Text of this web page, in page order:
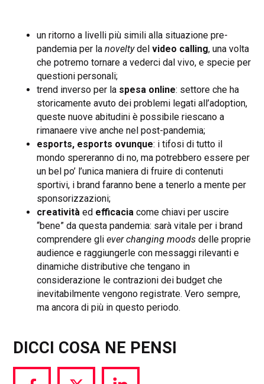
un ritorno a livelli più simili alla situazione pre-
pandemia per lanoveltydelvideo calling, una volta
che potremo tornare a vederci dal vivo, e specie per
questioni personali;
trend inverso per la spesa online: settore che ha
storicamente avuto dei problemi legati all’adoption,
queste nuove abitudini è possibile riescano a
rimanaere vive anche nel post-pandemia;
esports, esports ovunque: i tifosi di tutto il
mondo spereranno di no, ma potrebbero essere per
un bel po’ l’unica maniera di fruire di contenuti
sportivi, i brand faranno bene a tenerlo a mente per
sponsorizzazioni;
creatività ed efficacia come chiavi per uscire
“bene” da questa pandemia: sarà vitale per i brand
comprendere gliever changing moods delle proprie
audience e raggiungerle con messaggi rilevanti e
dinamiche distributive che tengano in
considerazione le contrazioni dei budget che
inevitabilmente vengono registrate. Vero sempre,
ma ancora di più in questo periodo.
DICCI COSA NE PENSI